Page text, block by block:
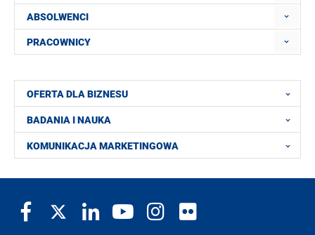
ABSOLWENCI
PRACOWNICY
OFERTA DLA BIZNESU
BADANIA I NAUKA
KOMUNIKACJA MARKETINGOWA